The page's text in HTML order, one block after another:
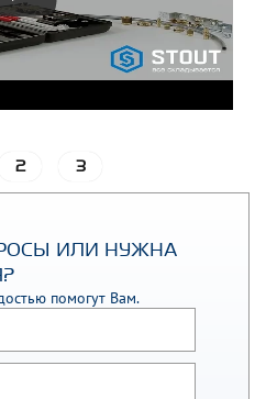
2 3
ИЛИ НУЖНА
помогут Вам.